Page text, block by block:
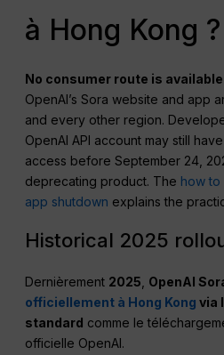
à Hong Kong ?
No consumer route is
OpenAI’s Sora website and app
and every other region.
OpenAI API account may still
access before September 24,
deprecating product. The how to
app shutdown explains the
Historical 2025
Dernièrement 2025 OpenAI
officiellement à Hong Kong via
standard comme le
officielle OpenAI.